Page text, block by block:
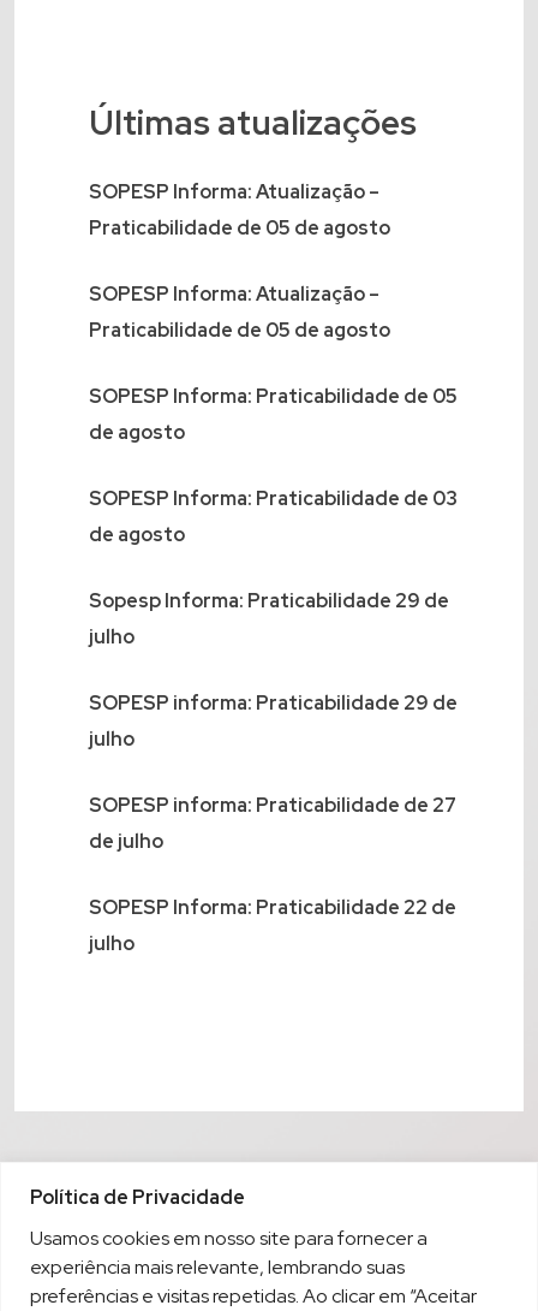
Política de Privacidade
Usamos cookies em nosso site para fornecer a
experiência mais relevante, lembrando suas
preferências e visitas repetidas. Ao clicar em “Aceitar
Últimas atualizações
SOPESP Informa: Atualização –
Praticabilidade de 05 de agosto
SOPESP Informa: Atualização –
Praticabilidade de 05 de agosto
SOPESP Informa: Praticabilidade de 05
de agosto
SOPESP Informa: Praticabilidade de 03
de agosto
Sopesp Informa: Praticabilidade 29 de
julho
SOPESP informa: Praticabilidade 29 de
julho
SOPESP informa: Praticabilidade de 27
de julho
SOPESP Informa: Praticabilidade 22 de
julho